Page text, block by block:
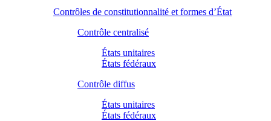
Contrôles de constitutionnalité et formes d’État
Contrôle centralisé
États unitaires
États fédéraux
Contrôle diffus
États unitaires
États fédéraux